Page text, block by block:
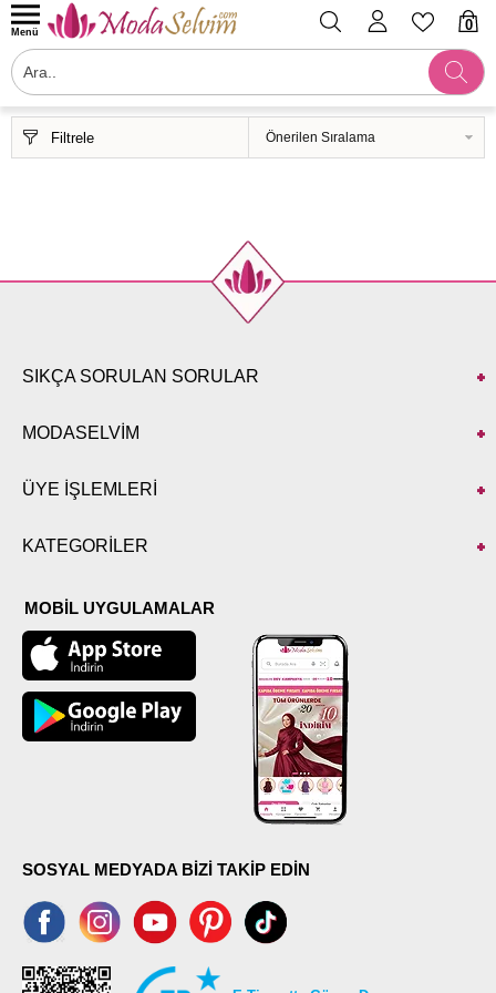
0
Menü
Filtrele
SIKÇA SORULAN SORULAR
MODASELVİM
ÜYE İŞLEMLERİ
KATEGORİLER
MOBİL UYGULAMALAR
SOSYAL MEDYADA BİZİ TAKİP EDİN